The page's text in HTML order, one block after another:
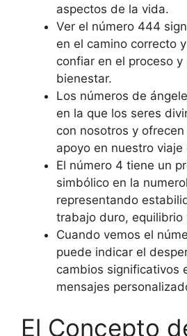
aspectos de la vida.
Ver el número 444
en el camino correcto
confiar en el proceso
bienestar.
Los números de
en la que los seres
con nosotros y
apoyo en nuestro viaje
El número 4 tiene un
simbólico en la
representando
trabajo duro, equilibrio
Cuando vemos el
puede indicar el
cambios significativos
mensajes
El Concepto